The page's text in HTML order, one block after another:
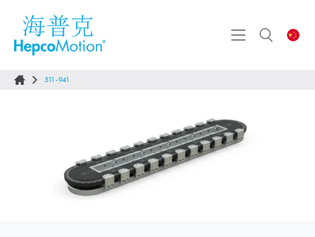
511-941